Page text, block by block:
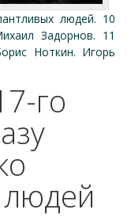
людей. 10
Задорнов. 11
Ноткин. Игорь
го